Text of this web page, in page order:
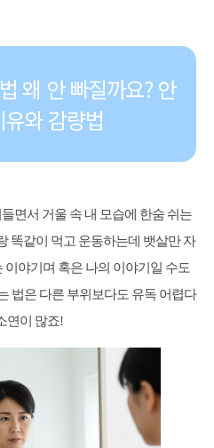
왜 안 빠질까요? 안
와 감량법
면서 거울 속 내 모습에 한숨 쉬는
똑같이 먹고 운동하는데 뱃살만 자
야기며 혹은 나의 이야기일 수도
법은 다른 부위보다도 유독 어렵다
연이 많죠!